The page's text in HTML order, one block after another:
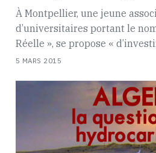
À Montpellier, une jeune
d’universitaires portant le
Réelle », se propose «
5 MARS 2015